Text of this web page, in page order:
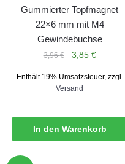
Gummierter Topfmagnet
22×6 mm mit M4
Gewindebuchse
3,96€
Ursprünglicher
war:
3,96 €
3,85 €Aktueller
ist:
Enthält 19% Umsatzsteuer, zzgl.
Versand
In den Warenkorb